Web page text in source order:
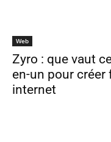
Web
Zyro : que vaut
en-un pour
internet